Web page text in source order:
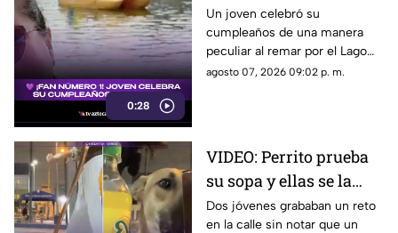
0:28
junto a una figura de
BTS (VIDEO)
Un joven celebró su
cumpleaños de una manera
peculiar al remar por el Lago
de Chapultepec junto a una
agosto 07, 2026 09:02 p. m.
VIDEO: Perrito prueba
su sopa y ellas se la
comen sin saberlo
Dos jóvenes grababan un reto
en la calle sin notar que un